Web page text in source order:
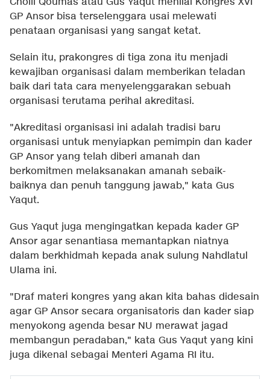
GP Ansor bisa terselenggara usai melewati
penataan organisasi yang sangat ketat.
Selain itu, prakongres di tiga zona itu menjadi
kewajiban organisasi dalam memberikan teladan
baik dari tata cara menyelenggarakan sebuah
organisasi terutama perihal akreditasi.
"Akreditasi organisasi ini adalah tradisi baru
organisasi untuk menyiapkan pemimpin dan kader
GP Ansor yang telah diberi amanah dan
berkomitmen melaksanakan amanah sebaik-
baiknya dan penuh tanggung jawab," kata Gus
Yaqut.
Gus Yaqut juga mengingatkan kepada kader GP
Ansor agar senantiasa memantapkan niatnya
dalam berkhidmah kepada anak sulung Nahdlatul
Ulama ini.
"Draf materi kongres yang akan kita bahas didesain
agar GP Ansor secara organisatoris dan kader siap
menyokong agenda besar NU merawat jagad
membangun peradaban," kata Gus Yaqut yang kini
juga dikenal sebagai Menteri Agama RI itu.